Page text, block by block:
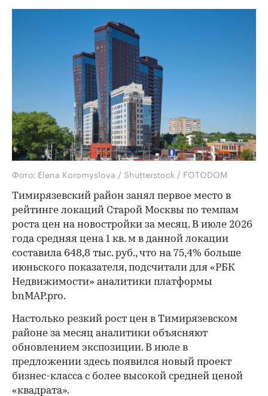
Фото: Elena Koromyslova / Shutterstock / FOTODOM
Тимирязевский район занял первое место в
рейтинге локаций Старой Москвы по темпам
роста цен на новостройки за месяц. В июле 2026
года средняя цена 1 кв. м в данной локации
составила 648,8 тыс. руб., что на 75,4% больше
июньского показателя, подсчитали для «РБК
Недвижимости» аналитики платформы
bnMAP.pro.
Настолько резкий рост цен в Тимирязевском
районе за месяц аналитики объясняют
обновлением экспозиции. В июле в
предложении здесь появился новый проект
бизнес-класса с более высокой средней ценой
«квадрата».